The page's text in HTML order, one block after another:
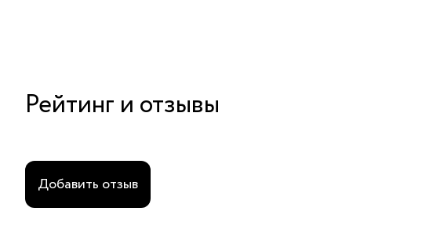
Рейтинг и отзывы
Добавить отзыв